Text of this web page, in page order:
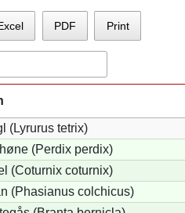
PDF Print
(Lyrurus tetrix)
(Perdix perdix)
(Coturnix coturnix)
(Phasianus colchicus)